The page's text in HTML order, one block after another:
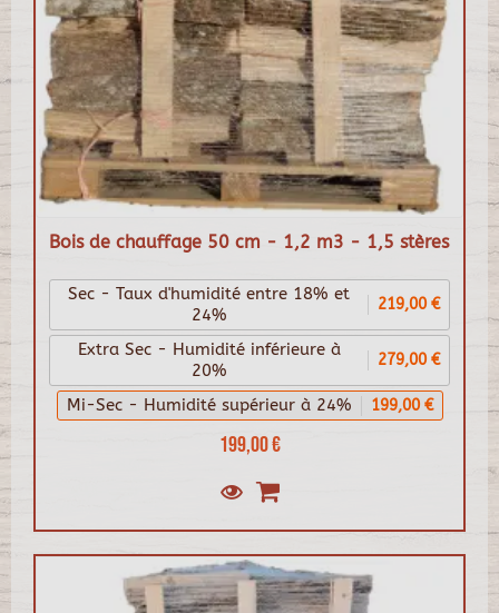
Bois de chauffage 50 cm - 1,2 m3 - 1,5 stères
199,00 €
Sec - Taux d'humidité entre 18% et
24%
219,00 €
Extra Sec - Humidité inférieure à
20%
279,00 €
Mi-Sec - Humidité supérieur à 24% 199,00 €